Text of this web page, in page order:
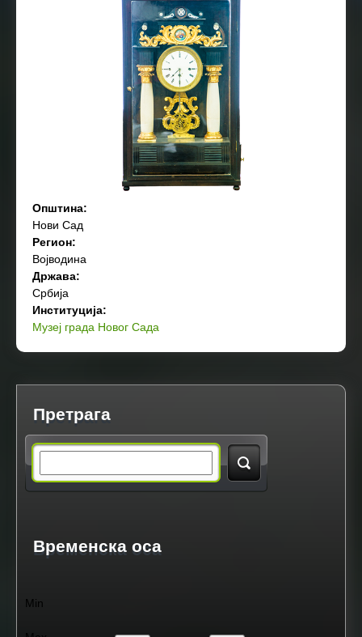
Општина:
Нови Сад
Регион:
Војводина
Држава:
Србија
Институција:
Музеј града Новог Сада
Претрага
a
Временска оса
Min